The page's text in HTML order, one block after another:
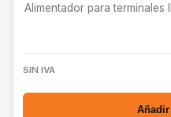
Alimentador para terminales
SIN IVA